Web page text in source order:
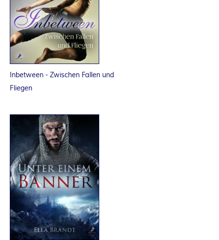
Inbetween - Zwischen Fallen und
Fliegen